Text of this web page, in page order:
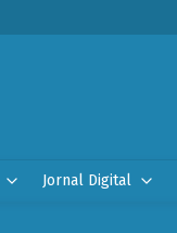
Jornal Digital